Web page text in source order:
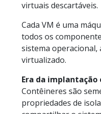
virtuais descartáveis.
Cada VM é uma
todos os
sistema operacional,
virtualizado.
Era da
Contêineres são
propriedades de